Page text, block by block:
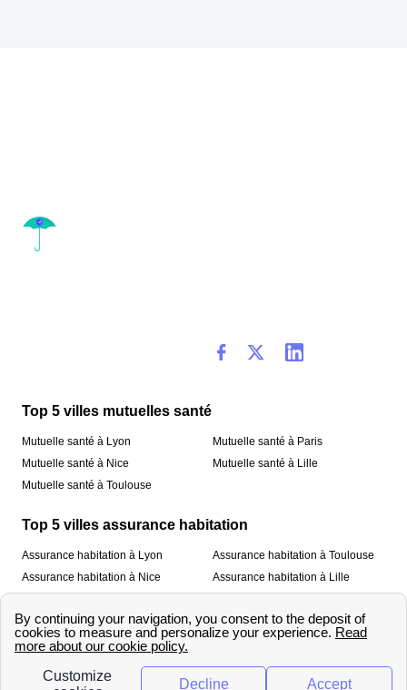
Top 5 villes mutuelles santé
Mutuelle santé à Lyon
Mutuelle santé à Nice
Mutuelle santé à Toulouse
Mutuelle santé à Paris
Mutuelle santé à Lille
Top 5 villes assurance habitation
Assurance habitation à Lyon
Assurance habitation à Nice
Assurance habitation à Toulouse
Assurance habitation à Lille
À propos
Qui sommes-nous ? Mentions légales